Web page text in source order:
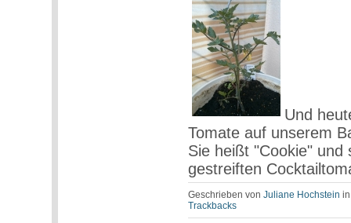
Und
Tomate auf unserem
Sie heißt "Cookie" und
gestreiften
Geschrieben vonJuliane Hochstein
Trackbacks